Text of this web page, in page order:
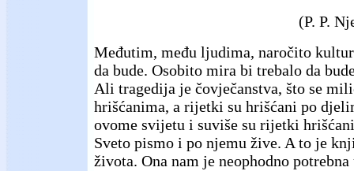
(P. P.
Međutim, među ljudima, naročito
da bude. Osobito mira bi trebalo da
Ali tragedija je čovječanstva, što se
hrišćanima, a rijetki su hrišćani po
ovome svijetu i suviše su rijetki
Sveto pismo i po njemu žive. A to je
života. Ona nam je neophodno